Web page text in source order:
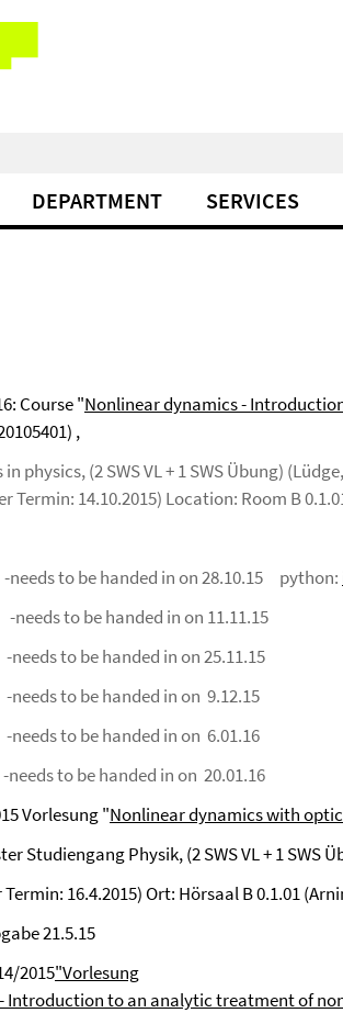
DEPARTMENT SERVICES
Course "Nonlinear dynamics -
,
physics, (2 SWS VL + 1 SWS Übung)
Termin: 14.10.2015) Location: Room B
-needs to be handed in on 28.10.15 python:
to be handed in on 11.11.15
-needs to be handed in on 25.11.15
-needs to be handed in on 9.12.15
-needs to be handed in on 6.01.16
-needs to be handed in on 20.01.16
Vorlesung "Nonlinear dynamics with
Studiengang Physik, (2 SWS VL + 1 SWS
16.4.2015) Ort: Hörsaal B 0.1.01
21.5.15
2015"Vorlesung
Introduction to an analytic treatment of